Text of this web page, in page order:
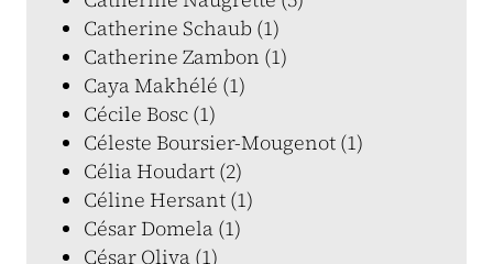
Catherine Schaub (1)
Catherine Zambon (1)
Caya Makhélé (1)
Cécile Bosc (1)
Céleste Boursier-Mougenot (1)
Célia Houdart (2)
Céline Hersant (1)
César Domela (1)
César Oliva (1)